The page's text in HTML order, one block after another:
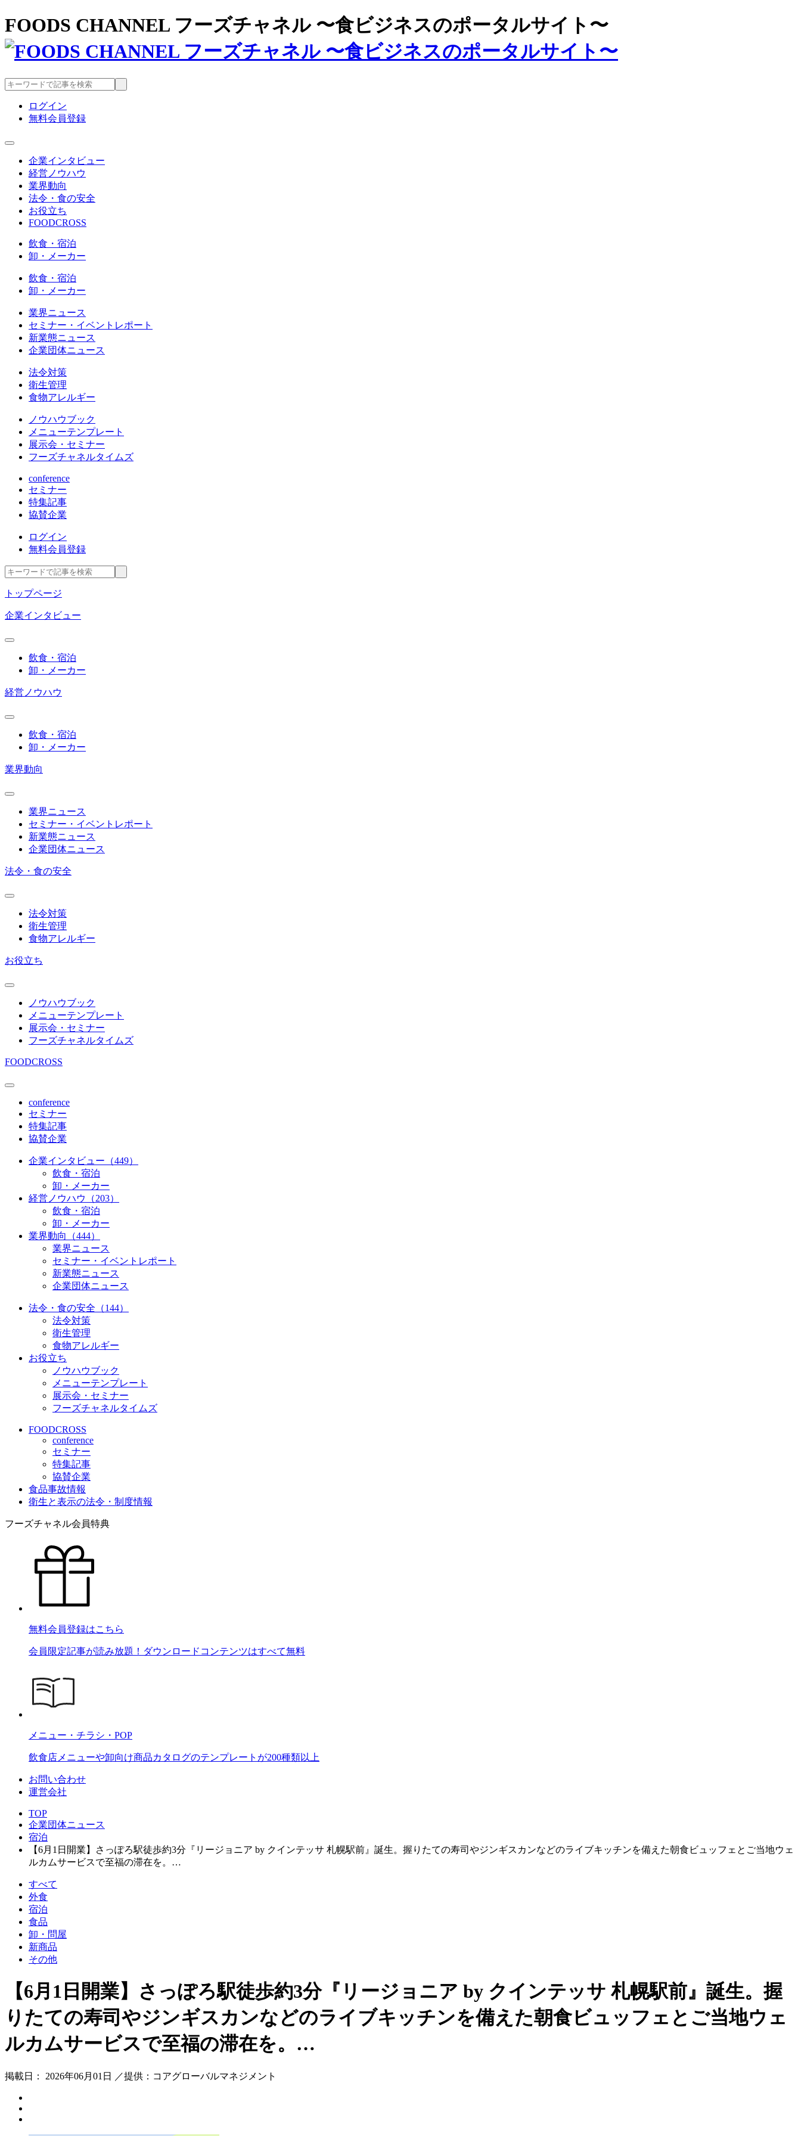
FOODS CHANNEL フーズチャネル 〜食ビジネスのポータルサイト〜
ログイン
無料会員登録
企業インタビュー
経営ノウハウ
業界動向
法令・食の安全
お役立ち
FOODCROSS
飲食・宿泊
卸・メーカー
飲食・宿泊
卸・メーカー
業界ニュース
セミナー・イベントレポート
新業態ニュース
企業団体ニュース
法令対策
衛生管理
食物アレルギー
ノウハウブック
メニューテンプレート
展示会・セミナー
フーズチャネルタイムズ
conference
セミナー
特集記事
協賛企業
ログイン
無料会員登録
トップページ
企業インタビュー
飲食・宿泊
卸・メーカー
経営ノウハウ
飲食・宿泊
卸・メーカー
業界動向
業界ニュース
セミナー・イベントレポート
新業態ニュース
企業団体ニュース
法令・食の安全
法令対策
衛生管理
食物アレルギー
お役立ち
ノウハウブック
メニューテンプレート
展示会・セミナー
フーズチャネルタイムズ
FOODCROSS
conference
セミナー
特集記事
協賛企業
企業インタビュー（449）
飲食・宿泊
卸・メーカー
経営ノウハウ（203）
飲食・宿泊
卸・メーカー
業界動向（444）
業界ニュース
セミナー・イベントレポート
新業態ニュース
企業団体ニュース
法令・食の安全（144）
法令対策
衛生管理
食物アレルギー
お役立ち
ノウハウブック
メニューテンプレート
展示会・セミナー
フーズチャネルタイムズ
FOODCROSS
conference
セミナー
特集記事
協賛企業
食品事故情報
衛生と表示の法令・制度情報
フーズチャネル会員特典
無料会員登録はこちら
会員限定記事が読み放題！ダウンロードコンテンツはすべて無料
メニュー・チラシ・POP
飲食店メニューや卸向け商品カタログのテンプレートが200種類以上
お問い合わせ
運営会社
TOP
企業団体ニュース
宿泊
【6月1日開業】さっぽろ駅徒歩約3分『リージョニア by クインテッサ 札幌駅前』誕生。握りたての寿司やジンギスカンなどのライブキッチンを備えた朝食ビュッフェとご当地ウェ
ルカムサービスで至福の滞在を。…
すべて
外食
宿泊
食品
卸・問屋
新商品
その他
【6月1日開業】さっぽろ駅徒歩約3分『リージョニア by クインテッサ 札幌駅前』誕生。握
りたての寿司やジンギスカンなどのライブキッチンを備えた朝食ビュッフェとご当地ウェ
ルカムサービスで至福の滞在を。…
掲載日： 2026年06月01日 ／提供：コアグローバルマネジメント